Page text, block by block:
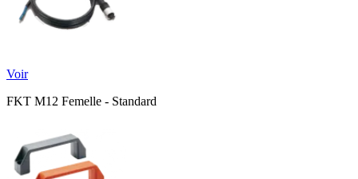
Voir
FKT M12 Femelle - Standard